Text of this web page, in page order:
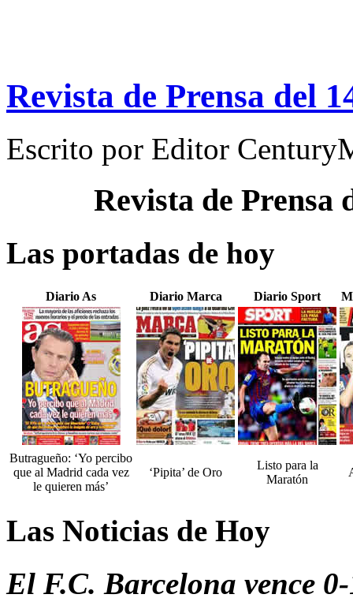
Revista de Prensa del
Escrito por Editor
Revista de Prensa
Las portadas de hoy
Diario As Diario Marca Diario Sport
Butragueño: ‘Yo percibo
que al Madrid cada vez
le quieren más’
‘Pipita’ de Oro
Listo para la
Maratón
Las Noticias de Hoy
El F.C. Barcelona vence